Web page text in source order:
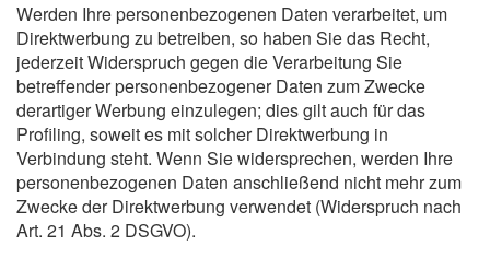
Werden Ihre personenbezogenen Daten verarbeitet, um
Direktwerbung zu betreiben, so haben Sie das Recht,
jederzeit Widerspruch gegen die Verarbeitung Sie
betreffender personenbezogener Daten zum Zwecke
derartiger Werbung einzulegen; dies gilt auch für das
Profiling, soweit es mit solcher Direktwerbung in
Verbindung steht. Wenn Sie widersprechen, werden Ihre
personenbezogenen Daten anschließend nicht mehr zum
Zwecke der Direktwerbung verwendet (Widerspruch nach
Art. 21 Abs. 2 DSGVO).